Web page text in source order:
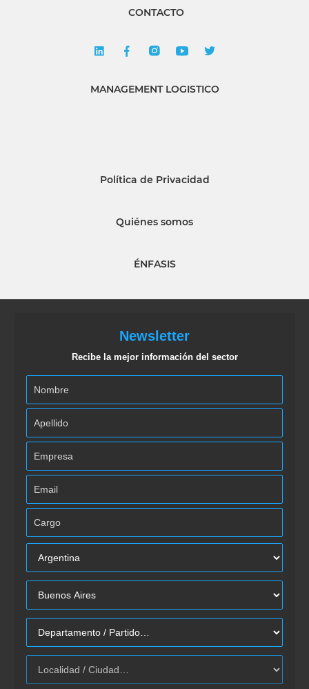
CONTACTO
MANAGEMENT LOGISTICO
Política de Privacidad
Quiénes somos
ÉNFASIS
Newsletter
Recibe la mejor información del sector